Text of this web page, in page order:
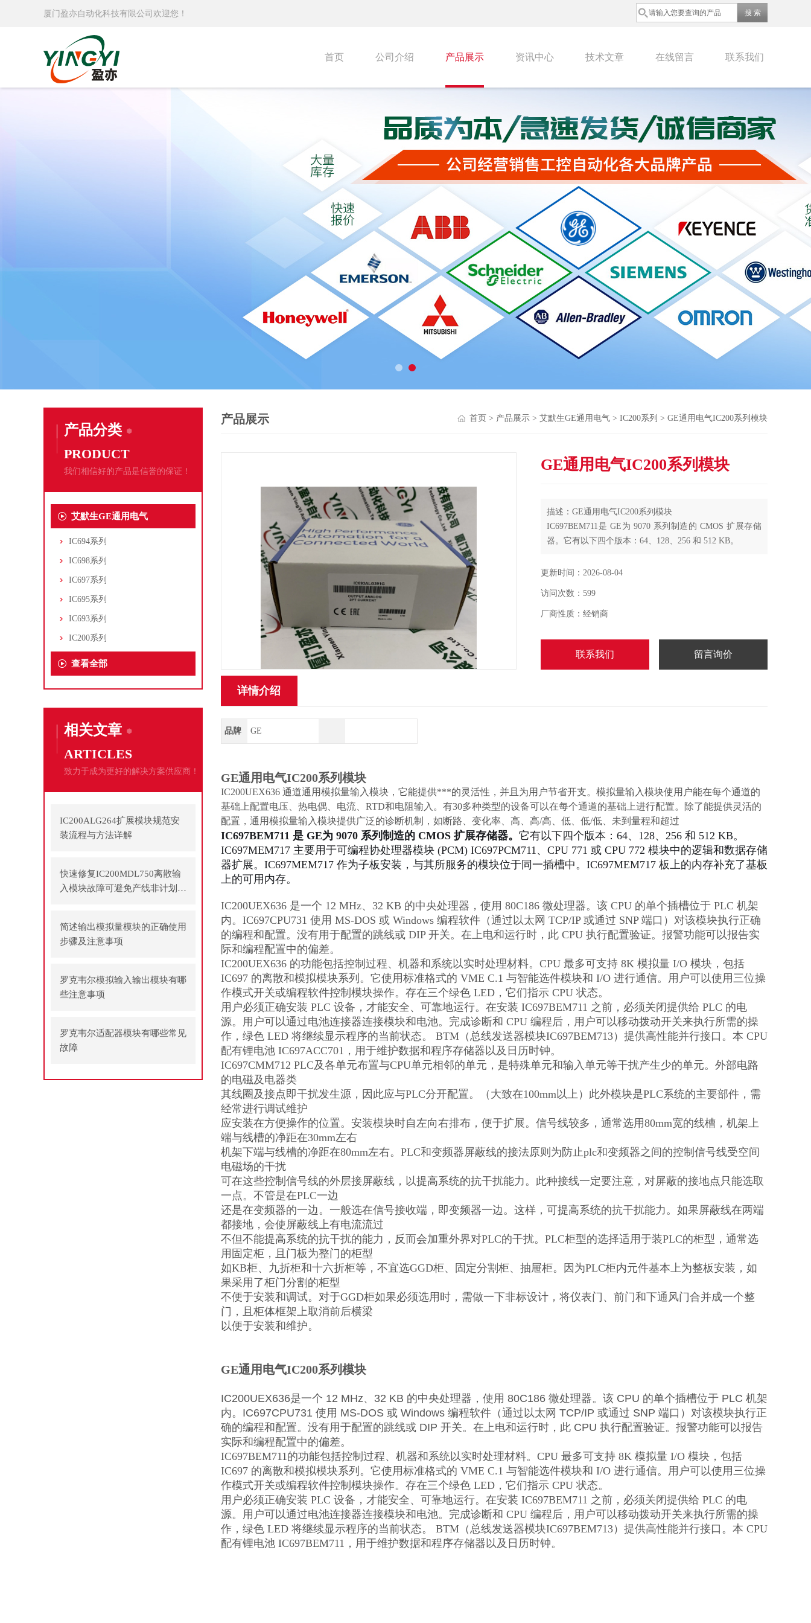
厦门盈亦自动化科技有限公司欢迎您！
首页 公司介绍 产品展示 资讯中心 技术文章 在线留言 联系我们
产品分类
PRODUCT
我们相信好的产品是信誉的保证！
艾默生GE通用电气
IC694系列
IC698系列
IC697系列
IC695系列
IC693系列
IC200系列
查看全部
相关文章
ARTICLES
致力于成为更好的解决方案供应商！
IC200ALG264扩展模块规范安
装流程与方法详解
快速修复IC200MDL750离散输
入模块故障可避免产线非计划停
简述输出模拟量模块的正确使用
步骤及注意事项
罗克韦尔模拟输入输出模块有哪
些注意事项
罗克韦尔适配器模块有哪些常见
故障
产品展示 首页 > 产品展示 > 艾默生GE通用电气 > IC200系列 > GE通用电气IC200系列模块
GE通用电气IC200系列模块
描述：GE通用电气IC200系列模块
IC697BEM711是 GE为 9070 系列制造的 CMOS 扩展存储
器。它有以下四个版本：64、128、256 和 512 KB。
更新时间：2026-08-04
访问次数：599
厂商性质：经销商
联系我们 留言询价
详情介绍
品牌 GE
GE通用电气IC200系列模块
IC200UEX636 通道通用模拟量输入模块，它能提供***的灵活性，并且为用户节省开支。模拟量输入模块使用户能在每个通道的
基础上配置电压、热电偶、电流、RTD和电阻输入。有30多种类型的设备可以在每个通道的基础上进行配置。除了能提供灵活的
配置，通用模拟量输入模块提供广泛的诊断机制，如断路、变化率、高、高/高、低、低/低、未到量程和超过
IC697BEM711 是 GE为 9070 系列制造的 CMOS 扩展存储器。 它有以下四个版本：64、128、256 和 512 KB。
IC697MEM717 主要用于可编程协处理器模块 (PCM) IC697PCM711、CPU 771 或 CPU 772 模块中的逻辑和数据存储
器扩展。IC697MEM717 作为子板安装，与其所服务的模块位于同一插槽中。IC697MEM717 板上的内存补充了基板
上的可用内存。
IC200UEX636 是一个 12 MHz、32 KB 的中央处理器，使用 80C186 微处理器。该 CPU 的单个插槽位于 PLC 机架
内。IC697CPU731 使用 MS-DOS 或 Windows 编程软件（通过以太网 TCP/IP 或通过 SNP 端口）对该模块执行正确
的编程和配置。没有用于配置的跳线或 DIP 开关。在上电和运行时，此 CPU 执行配置验证。报警功能可以报告实
际和编程配置中的偏差。
IC200UEX636 的功能包括控制过程、机器和系统以实时处理材料。CPU 最多可支持 8K 模拟量 I/O 模块，包括
IC697 的离散和模拟模块系列。它使用标准格式的 VME C.1 与智能选件模块和 I/O 进行通信。用户可以使用三位操
作模式开关或编程软件控制模块操作。存在三个绿色 LED，它们指示 CPU 状态。
用户必须正确安装 PLC 设备，才能安全、可靠地运行。在安装 IC697BEM711 之前，必须关闭提供给 PLC 的电
源。用户可以通过电池连接器连接模块和电池。完成诊断和 CPU 编程后，用户可以移动拨动开关来执行所需的操
作，绿色 LED 将继续显示程序的当前状态。 BTM（总线发送器模块IC697BEM713）提供高性能并行接口。本 CPU
配有锂电池 IC697ACC701，用于维护数据和程序存储器以及日历时钟。
IC697CMM712 PLC及各单元布置与CPU单元相邻的单元，是特殊单元和输入单元等干扰产生少的单元。外部电路
的电磁及电器类
其线圈及接点即干扰发生源，因此应与PLC分开配置。（大致在100mm以上）此外模块是PLC系统的主要部件，需
经常进行调试维护
应安装在方便操作的位置。安装模块时自左向右排布，便于扩展。信号线较多，通常选用80mm宽的线槽，机架上
端与线槽的净距在30mm左右
机架下端与线槽的净距在80mm左右。PLC和变频器屏蔽线的接法原则为防止plc和变频器之间的控制信号线受空间
电磁场的干扰
可在这些控制信号线的外层接屏蔽线，以提高系统的抗干扰能力。此种接线一定要注意，对屏蔽的接地点只能选取
一点。不管是在PLC一边
还是在变频器的一边。一般选在信号接收端，即变频器一边。这样，可提高系统的抗干扰能力。如果屏蔽线在两端
都接地，会使屏蔽线上有电流流过
不但不能提高系统的抗干扰的能力，反而会加重外界对PLC的干扰。PLC柜型的选择适用于装PLC的柜型，通常选
用固定柜，且门板为整门的柜型
如KB柜、九折柜和十六折柜等，不宜选GGD柜、固定分割柜、抽屉柜。因为PLC柜内元件基本上为整板安装，如
果采用了柜门分割的柜型
不便于安装和调试。对于GGD柜如果必须选用时，需做一下非标设计，将仪表门、前门和下通风门合并成一个整
门，且柜体框架上取消前后横梁
以便于安装和维护。
GE通用电气IC200系列模块
IC200UEX636是一个 12 MHz、32 KB 的中央处理器，使用 80C186 微处理器。该 CPU 的单个插槽位于 PLC 机架
内。IC697CPU731 使用 MS-DOS 或 Windows 编程软件（通过以太网 TCP/IP 或通过 SNP 端口）对该模块执行正
确的编程和配置。没有用于配置的跳线或 DIP 开关。在上电和运行时，此 CPU 执行配置验证。报警功能可以报告
实际和编程配置中的偏差。
IC697BEM711的功能包括控制过程、机器和系统以实时处理材料。CPU 最多可支持 8K 模拟量 I/O 模块，包括
IC697 的离散和模拟模块系列。它使用标准格式的 VME C.1 与智能选件模块和 I/O 进行通信。用户可以使用三位操
作模式开关或编程软件控制模块操作。存在三个绿色 LED，它们指示 CPU 状态。
用户必须正确安装 PLC 设备，才能安全、可靠地运行。在安装 IC697BEM711 之前，必须关闭提供给 PLC 的电
源。用户可以通过电池连接器连接模块和电池。完成诊断和 CPU 编程后，用户可以移动拨动开关来执行所需的操
作，绿色 LED 将继续显示程序的当前状态。 BTM（总线发送器模块IC697BEM713）提供高性能并行接口。本 CPU
配有锂电池 IC697BEM711，用于维护数据和程序存储器以及日历时钟。